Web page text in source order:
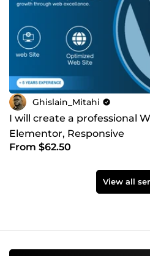
Ghislain_Mitahi
I will create a professional
Elementor, Responsive
From $62.50
View all